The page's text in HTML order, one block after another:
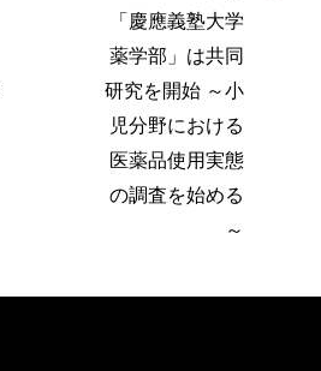
「慶應義塾大学
薬学部」は共同
研究を開始 ～小
児分野における
医薬品使用実態
の調査を始める
～